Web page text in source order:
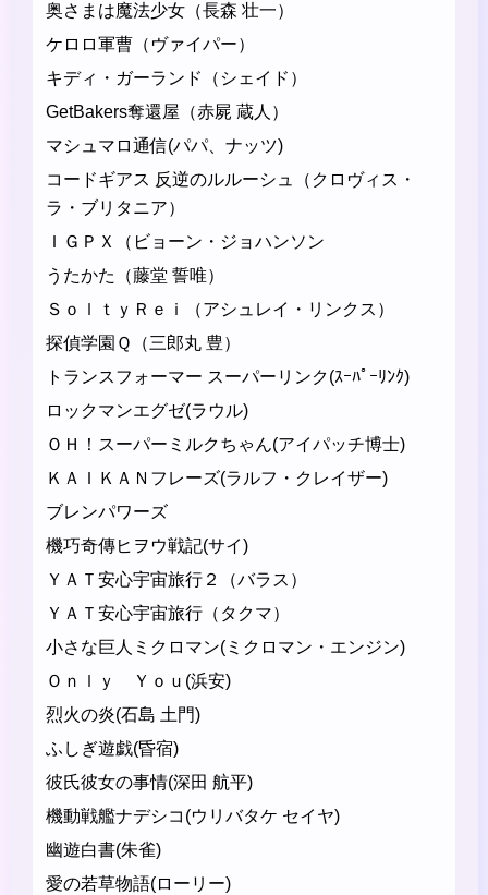
奥さまは魔法少女（長森 壮一）
ケロロ軍曹（ヴァイパー）
キディ・ガーランド（シェイド）
GetBakers奪還屋（赤屍 蔵人）
マシュマロ通信(パパ、ナッツ)
コードギアス 反逆のルルーシュ（クロヴィス・
ラ・ブリタニア）
ＩＧＰＸ（ビョーン・ジョハンソン
うたかた（藤堂 誓唯）
ＳｏｌｔｙＲｅｉ（アシュレイ・リンクス）
探偵学園Ｑ（三郎丸 豊）
トランスフォーマー スーパーリンク(ｽｰﾊﾟｰﾘﾝｸ)
ロックマンエグゼ(ラウル)
ＯＨ！スーパーミルクちゃん(アイパッチ博士)
ＫＡＩＫＡＮフレーズ(ラルフ・クレイザー)
ブレンパワーズ
機巧奇傳ヒヲウ戦記(サイ)
ＹＡＴ安心宇宙旅行２（バラス）
ＹＡＴ安心宇宙旅行（タクマ）
小さな巨人ミクロマン(ミクロマン・エンジン)
Ｏｎｌｙ Ｙｏｕ(浜安)
烈火の炎(石島 土門)
ふしぎ遊戯(昏宿)
彼氏彼女の事情(深田 航平)
機動戦艦ナデシコ(ウリバタケ セイヤ)
幽遊白書(朱雀)
愛の若草物語(ローリー)